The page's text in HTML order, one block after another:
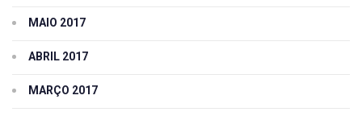
MAIO 2017
ABRIL 2017
MARÇO 2017